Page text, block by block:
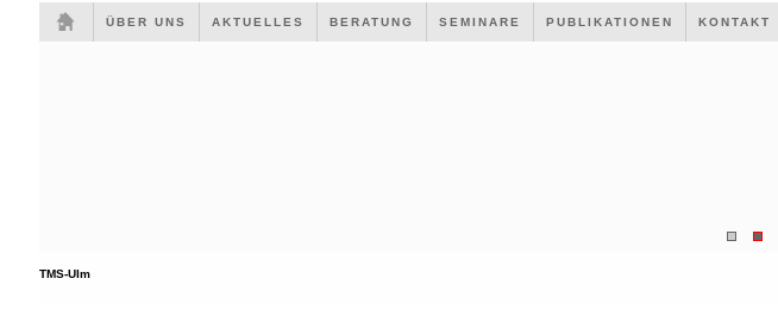
ÜBER UNS AKTUELLES BERATUNG SEMINARE PUBLIKATIONEN KONTAKT
TMS-Ulm